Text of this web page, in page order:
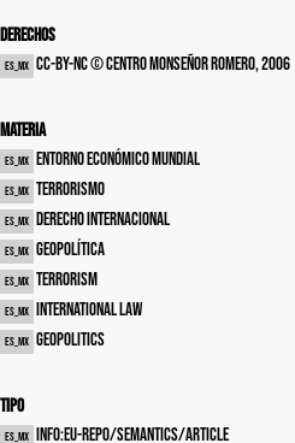
Derechos
es_MX cc-by-nc © Centro Monseñor Romero, 2006
Materia
es_MX Entorno económico mundial
es_MX Terrorismo
es_MX Derecho internacional
es_MX Geopolítica
es_MX Terrorism
es_MX International law
es_MX Geopolitics
Tipo
es_MX info:eu-repo/semantics/article